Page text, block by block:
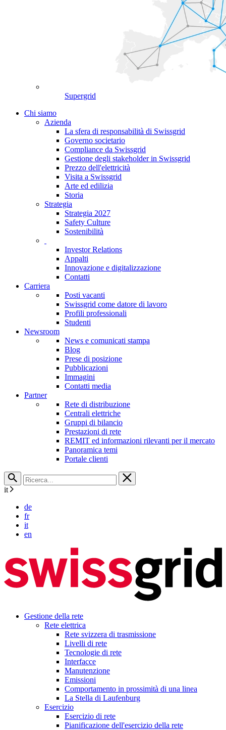
Supergrid
Chi siamo
Azienda
La sfera di responsabilità di Swissgrid
Governo societario
Compliance da Swissgrid
Gestione degli stakeholder in Swissgrid
Prezzo dell'elettricità
Visita a Swissgrid
Arte ed edilizia
Storia
Strategia
Strategia 2027
Safety Culture
Sostenibilità
Investor Relations
Appalti
Innovazione e digitalizzazione
Contatti
Carriera
Posti vacanti
Swissgrid come datore di lavoro
Profili professionali
Studenti
Newsroom
News e comunicati stampa
Blog
Prese di posizione
Pubblicazioni
Immagini
Contatti media
Partner
Rete di distribuzione
Centrali elettriche
Gruppi di bilancio
Prestazioni di rete
REMIT ed informazioni rilevanti per il mercato
Panoramica temi
Portale clienti
it
de
fr
it
en
Gestione della rete
Rete elettrica
Rete svizzera di trasmissione
Livelli di rete
Tecnologie di rete
Interfacce
Manutenzione
Emissioni
Comportamento in prossimità di una linea
La Stella di Laufenburg
Esercizio
Esercizio di rete
Pianificazione dell'esercizio della rete